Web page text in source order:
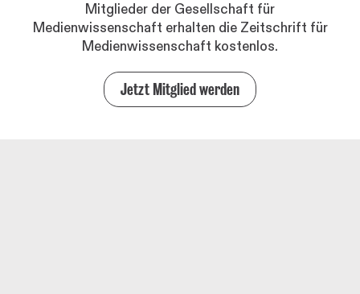
Mitglieder der Gesellschaft für
Medienwissenschaft erhalten die Zeitschrift für
Medienwissenschaft kostenlos.
Jetzt Mitglied werden